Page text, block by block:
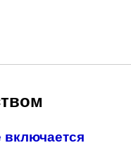
включается